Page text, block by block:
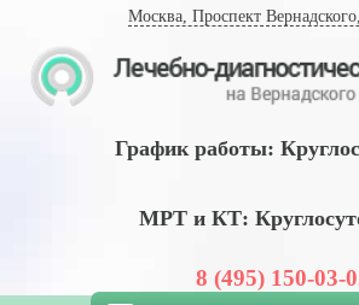
Москва, Проспект
График работы:
МРТ и КТ:
8 (495) 150-03-